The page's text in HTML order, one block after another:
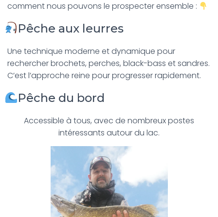
comment nous pouvons le prospecter ensemble :
Pêche aux leurres
Une technique moderne et dynamique pour
rechercher brochets, perches, black-bass et sandres.
C’est l’approche reine pour progresser rapidement.
Pêche du bord
Accessible à tous, avec de nombreux postes
intéressants autour du lac.